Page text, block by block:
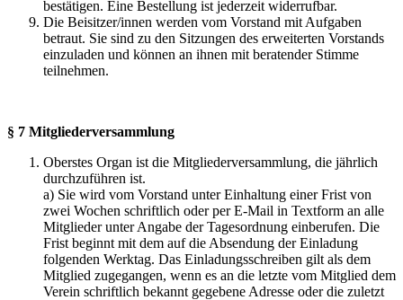
bestätigen. Eine Bestellung ist jederzeit widerrufbar.
Die Beisitzer/innen werden vom Vorstand mit Aufgaben
betraut. Sie sind zu den Sitzungen des erweiterten Vorstands
einzuladen und können an ihnen mit beratender Stimme
teilnehmen.
§ 7 Mitgliederversammlung
Oberstes Organ ist die Mitgliederversammlung, die jährlich
durchzuführen ist.
a) Sie wird vom Vorstand unter Einhaltung einer Frist von
zwei Wochen schriftlich oder per E-Mail in Textform an alle
Mitglieder unter Angabe der Tagesordnung einberufen. Die
Frist beginnt mit dem auf die Absendung der Einladung
folgenden Werktag. Das Einladungsschreiben gilt als dem
Mitglied zugegangen, wenn es an die letzte vom Mitglied dem
Verein schriftlich bekannt gegebene Adresse oder die zuletzt